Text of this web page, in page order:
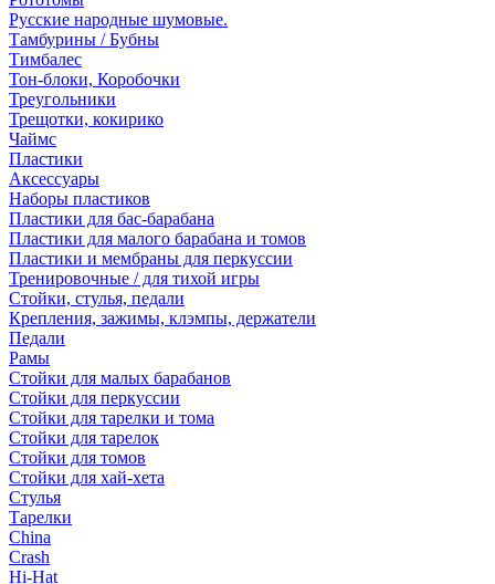
Русские народные шумовые.
Тамбурины / Бубны
Тимбалес
Тон-блоки, Коробочки
Треугольники
Трещотки, кокирико
Чаймс
Пластики
Аксессуары
Наборы пластиков
Пластики для бас-барабана
Пластики для малого барабана и томов
Пластики и мембраны для перкуссии
Тренировочные / для тихой игры
Стойки, стулья, педали
Крепления, зажимы, клэмпы, держатели
Педали
Рамы
Стойки для малых барабанов
Стойки для перкуссии
Стойки для тарелки и тома
Стойки для тарелок
Стойки для томов
Стойки для хай-хета
Стулья
Тарелки
China
Crash
Hi-Hat